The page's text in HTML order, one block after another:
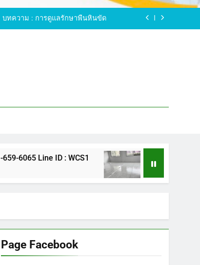
บทความ : การดูแลรักษาพื้นหินขัด
659-6065 Line ID : WCS1
: WCS1 ขัดพื้นหินขัด อบต.แหลมบัวน
1 ปี Ago
Page Facebook